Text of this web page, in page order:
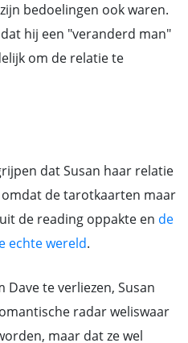
bedoelingen ook waren.
hij een "veranderd man"
om de relatie te
dat Susan haar relatie
de tarotkaarten maar
de reading oppakte en de
echte wereld.
te verliezen, Susan
radar weliswaar
maar dat ze wel